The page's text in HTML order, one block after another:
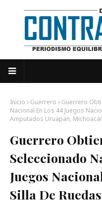
Inicio Guerrero
Guerrero
Nacional En Los 44 Juegos
Amputados Uruapan,
Guerrero
Seleccionado
Juegos
Silla De